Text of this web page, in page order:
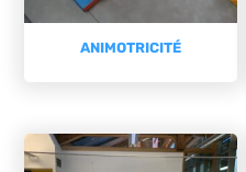
ANIMOTRICITÉ